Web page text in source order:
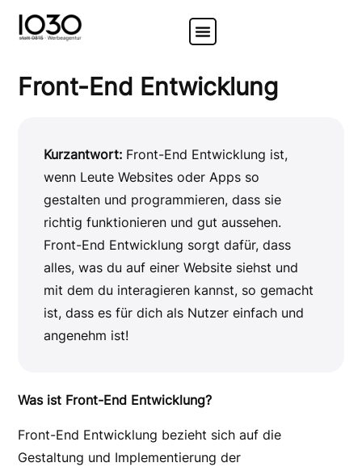
Front-End Entwicklung
Kurzantwort: Front-End Entwicklung ist,
wenn Leute Websites oder Apps so
gestalten und programmieren, dass sie
richtig funktionieren und gut aussehen.
Front-End Entwicklung sorgt dafür, dass
alles, was du auf einer Website siehst und
mit dem du interagieren kannst, so gemacht
ist, dass es für dich als Nutzer einfach und
angenehm ist!
Was ist Front-End Entwicklung?
Front-End Entwicklung bezieht sich auf die
Gestaltung und Implementierung der